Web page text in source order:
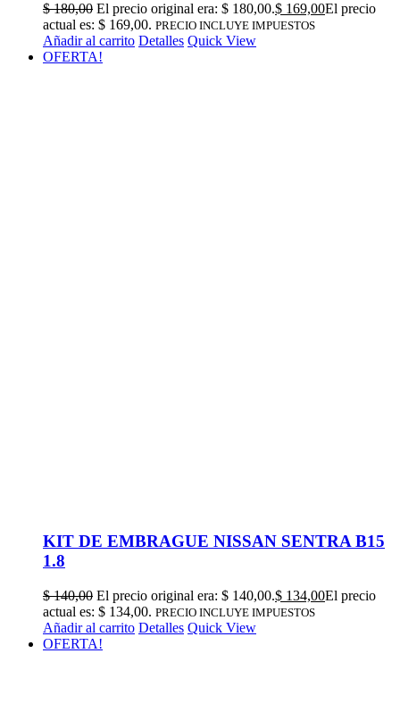
$180,00 El precio original era: $ 180,00.$ 169,00El precio
actual es: $ 169,00. PRECIO INCLUYE IMPUESTOS
Añadir al carrito Detalles Quick View
OFERTA!
KIT DE EMBRAGUE NISSAN SENTRA B15
1.8
$140,00 El precio original era: $ 140,00.$ 134,00El precio
actual es: $ 134,00. PRECIO INCLUYE IMPUESTOS
Añadir al carrito Detalles Quick View
OFERTA!